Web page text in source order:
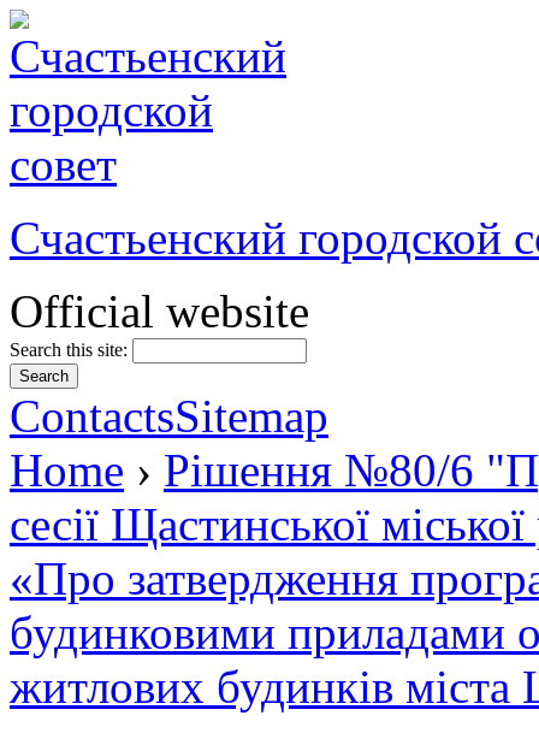
Счастьенский городской
Official website
Search this site:
ContactsSitemap
Home › Рішення №80/6
сесії Щастинської
«Про затвердження
будинковими приладами
житлових будинків